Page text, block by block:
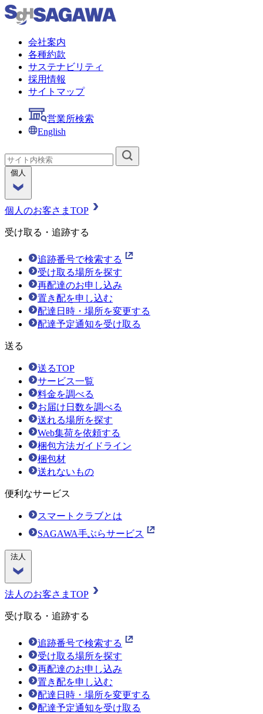
会社案内
各種約款
サステナビリティ
採用情報
サイトマップ
営業所検索
English
個人
個人のお客さまTOP
受け取る・追跡する
追跡番号で検索する
受け取る場所を探す
再配達のお申し込み
置き配を申し込む
配達日時・場所を変更する
配達予定通知を受け取る
送る
送るTOP
サービス一覧
料金を調べる
お届け日数を調べる
送れる場所を探す
Web集荷を依頼する
梱包方法ガイドライン
梱包材
送れないもの
便利なサービス
スマートクラブとは
SAGAWA手ぶらサービス
法人
法人のお客さまTOP
受け取る・追跡する
追跡番号で検索する
受け取る場所を探す
再配達のお申し込み
置き配を申し込む
配達日時・場所を変更する
配達予定通知を受け取る